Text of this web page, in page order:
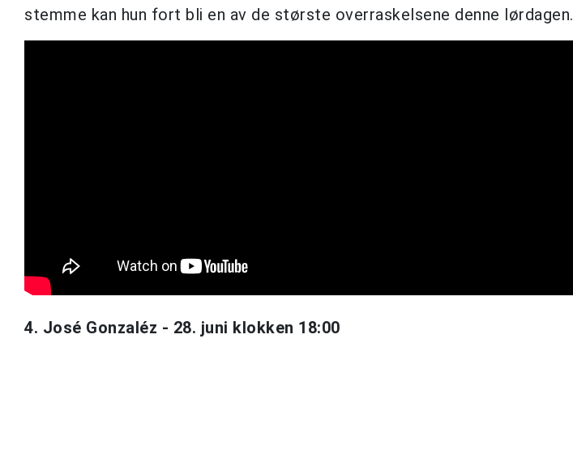
stemme kan hun fort bli en av de største overraskelsene denne lørdagen.
4. José Gonzaléz - 28. juni klokken 18:00